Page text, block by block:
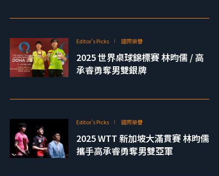
Editor's Picks 國際榮譽
2025 世界桌球錦標賽 林昀儒 / 高
承睿勇奪男雙銀牌
Editor's Picks 國際榮譽
2025 WTT 新加坡大滿貫賽 林昀儒
攜手高承睿勇奪男雙亞軍